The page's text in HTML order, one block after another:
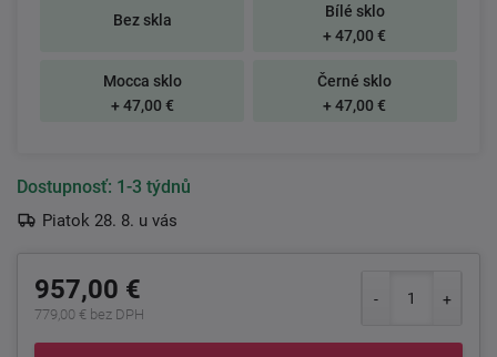
Bez skla
Bílé sklo
+ 47,00 €
Mocca sklo
+ 47,00 €
Černé sklo
+ 47,00 €
Dostupnosť: 1-3 týdnů
Piatok 28. 8. u vás
957,00 €
779,00 € bez DPH